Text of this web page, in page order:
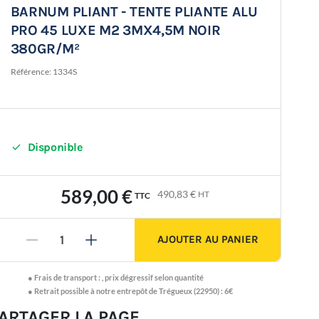
BARNUM PLIANT - TENTE PLIANTE ALU
PRO 45 LUXE M2 3MX4,5M NOIR
380GR/M²
Référence: 1334S
 Disponible
589,00 € TTC 490,83 € HT
- + AJOUTER AU PANIER
●Frais de transport : ,prix dégressif selon quantité
● Retrait possible à notre entrepôt de Trégueux (22950) : 6€